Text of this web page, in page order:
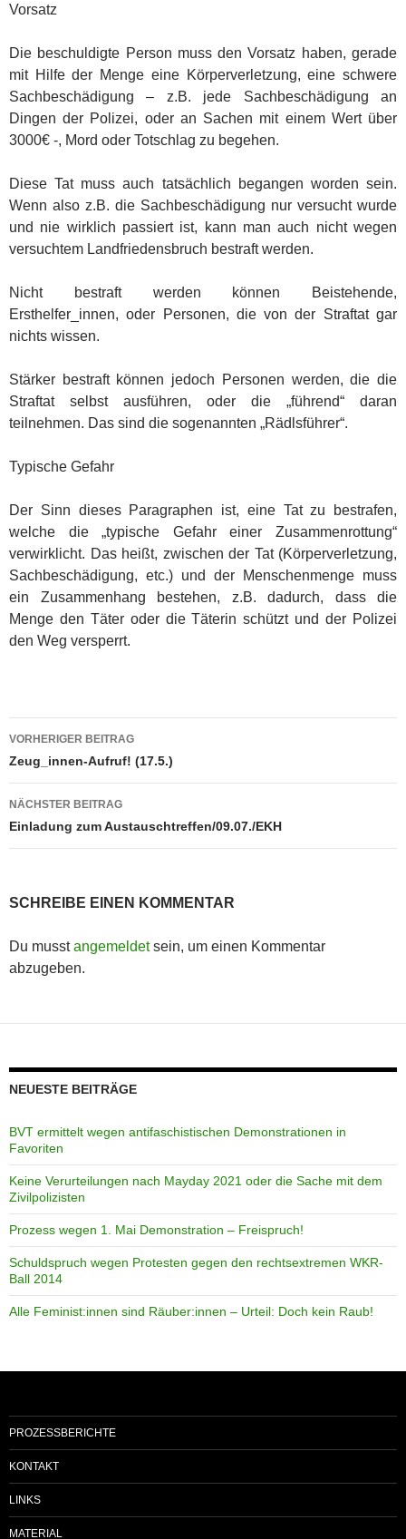
Vorsatz
Die beschuldigte Person muss den Vorsatz haben, gerade
mit Hilfe der Menge eine Körperverletzung, eine schwere
Sachbeschädigung – z.B. jede Sachbeschädigung an
Dingen der Polizei, oder an Sachen mit einem Wert über
3000€ -, Mord oder Totschlag zu begehen.
Diese Tat muss auch tatsächlich begangen worden sein.
Wenn also z.B. die Sachbeschädigung nur versucht wurde
und nie wirklich passiert ist, kann man auch nicht wegen
versuchtem Landfriedensbruch bestraft werden.
Nicht bestraft werden können Beistehende,
Ersthelfer_innen, oder Personen, die von der Straftat gar
nichts wissen.
Stärker bestraft können jedoch Personen werden, die die
Straftat selbst ausführen, oder die „führend“ daran
teilnehmen. Das sind die sogenannten „Rädlsführer“.
Typische Gefahr
Der Sinn dieses Paragraphen ist, eine Tat zu bestrafen,
welche die „typische Gefahr einer Zusammenrottung“
verwirklicht. Das heißt, zwischen der Tat (Körperverletzung,
Sachbeschädigung, etc.) und der Menschenmenge muss
ein Zusammenhang bestehen, z.B. dadurch, dass die
Menge den Täter oder die Täterin schützt und der Polizei
den Weg versperrt.
Beitragsnavigation
VORHERIGER BEITRAG
Zeug_innen-Aufruf! (17.5.)
NÄCHSTER BEITRAG
Einladung zum Austauschtreffen/09.07./EKH
SCHREIBE EINEN KOMMENTAR
Du musstangemeldetsein, um einen Kommentar
abzugeben.
NEUESTE BEITRÄGE
BVT ermittelt wegen antifaschistischen Demonstrationen in
Favoriten
Keine Verurteilungen nach Mayday 2021 oder die Sache mit dem
Zivilpolizisten
Prozess wegen 1. Mai Demonstration – Freispruch!
Schuldspruch wegen Protesten gegen den rechtsextremen WKR-
Ball 2014
Alle Feminist:innen sind Räuber:innen – Urteil: Doch kein Raub!
PROZESSBERICHTE
KONTAKT
LINKS
MATERIAL